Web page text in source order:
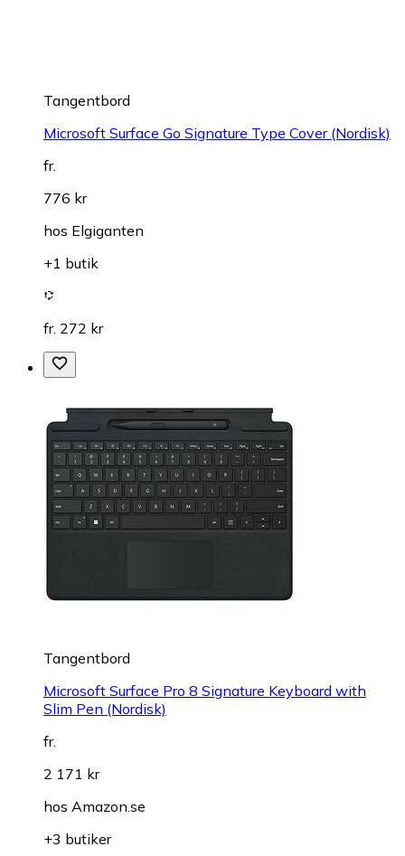
Tangentbord
Microsoft Surface Go Signature Type Cover (Nordisk)
fr.
776 kr
hos Elgiganten
+1 butik
fr. 272 kr
Tangentbord
Microsoft Surface Pro 8 Signature Keyboard with
Slim Pen (Nordisk)
fr.
2 171 kr
hos Amazon.se
+3 butiker